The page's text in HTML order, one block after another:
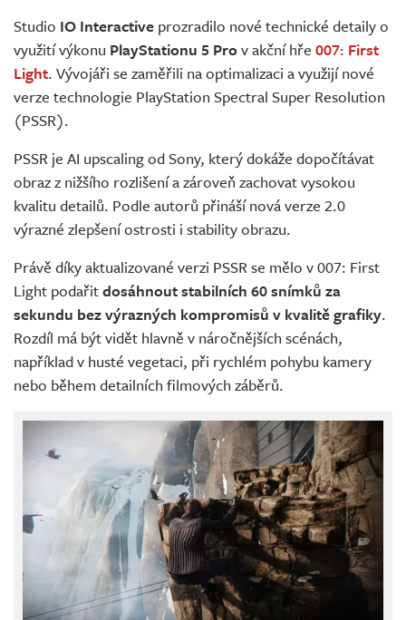
Živě
Studio IO Interactive prozradilo nové technické detaily o
využití výkonu PlayStationu 5 Pro v akční hře 007: First
Light. Vývojáři se zaměřili na optimalizaci a využijí nové
verze technologie PlayStation Spectral Super Resolution
(PSSR).
PSSR je AI upscaling od Sony, který dokáže dopočítávat
obraz z nižšího rozlišení a zároveň zachovat vysokou
kvalitu detailů. Podle autorů přináší nová verze 2.0
výrazné zlepšení ostrosti i stability obrazu.
Právě díky aktualizované verzi PSSR se mělo v 007: First
Light podařitdosáhnout stabilních 60 snímků za
sekundu bez výrazných kompromisů v kvalitě grafiky.
Rozdíl má být vidět hlavně v náročnějších scénách,
například v husté vegetaci, při rychlém pohybu kamery
nebo během detailních filmových záběrů.